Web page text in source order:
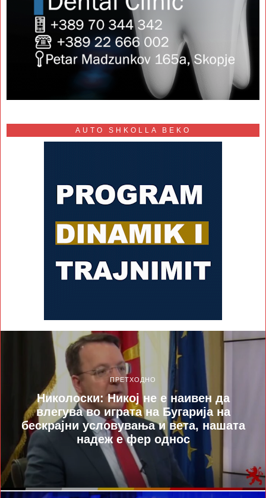
AUTO SHKOLLA BEKO
ПРЕТХОДНО
Николоски: Никој не е наивен да
влегува во играта на Бугарија на
бескрајни условувања и вета, нашата
надеж е фер однос